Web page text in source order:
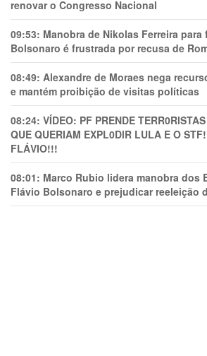
renovar o Congresso Nacional
09:53: Manobra de Nikolas Ferreira para
Bolsonaro é frustrada por recusa de
08:49: Alexandre de Moraes nega
e mantém proibição de visitas políticas
08:24: VÍDEO: PF PRENDE
QUE QUERIAM EXPL0DlR LULA E O
FLÁVIO!!!
08:01: Marco Rubio lidera manobra dos
Flávio Bolsonaro e prejudicar reeleição